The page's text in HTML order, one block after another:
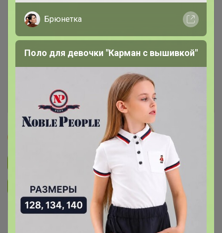
Подписаться на закупку
Подписаться на организатора
Брюнетка
Поло для девочки "Карман с вышивкой"